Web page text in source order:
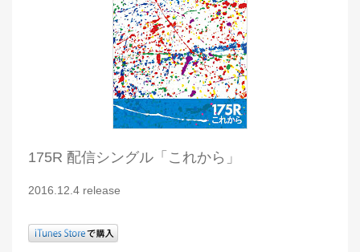
175R 配信シングル「これから」
2016.12.4 release